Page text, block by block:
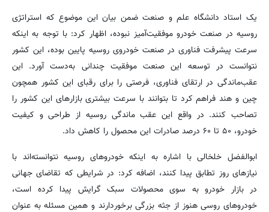
یک استاد دانشگاه علم و صنعت ضمن بیان این موضوع که استراتژی
روسیه در صنعت خودرو موفقیت‌آمیز نبوده، اظهار کرد: با توجه به اینکه
سرعت پیشرفت فناوری در صنعت خودروی روسیه پایین بوده، این کشور
نتوانست در توسعه این صنعت موفقیت چندانی به‌دست آورد. این
عقب‌ماندگی در ارتقای فناوری، فرصتی را برای رقبای این کشور همچون
چین و هند فراهم کرد تا بتوانند با سرعت بیشتری بازارهای این کشور را
تصاحب کنند. در واقع این عقب ماندگی روسیه از طراحی و کیفیت
خودرو، ۵۰ تا ۶۰ درصد صادرات این محصول را کاهش داد.
ابوالفضل خلخالی با اشاره به اینکه خودروهای روسیه نتوانسته‌اند با
نیازهای روز تطابق پیدا کنند، اضافه کرد: در شرایطی که تقاضای جهانی
در بازار خودرو به سوی محصولات سبک گرایش پیدا کرده است،
خودروهای روسی هنوز از جثه بزرگی برخوردارند و همین مسئله به عنوان